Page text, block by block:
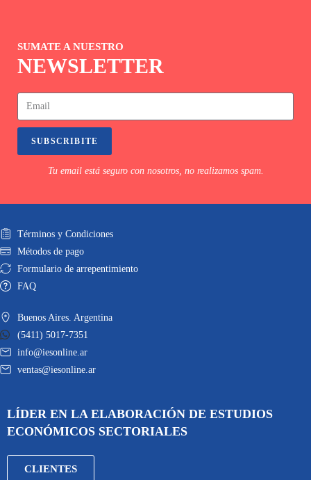
SUMATE A NUESTRO
NEWSLETTER
SUBSCRIBITE
Tu email está seguro con nosotros, no realizamos spam.
Términos y Condiciones
Métodos de pago
Formulario de arrepentimiento
FAQ
Buenos Aires. Argentina
(5411) 5017-7351
info@iesonline.ar
ventas@iesonline.ar
LÍDER EN LA ELABORACIÓN DE ESTUDIOS
ECONÓMICOS SECTORIALES
CLIENTES